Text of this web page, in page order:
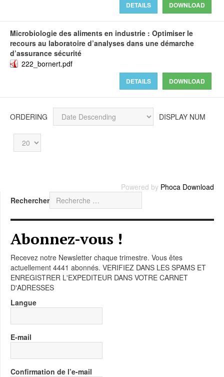
DOWNLOAD
DETAILS
Microbiologie des aliments en industrie : Optimiser le
recours au laboratoire d’analyses dans une démarche
d’assurance sécurité
222_bornert.pdf
DOWNLOAD
DETAILS
ORDERING DISPLAY NUM
Powered by Phoca Download
Rechercher
Abonnez-vous !
Recevez notre Newsletter chaque trimestre. Vous êtes
actuellement 4441 abonnés. VERIFIEZ DANS LES SPAMS ET
ENREGISTRER L'EXPEDITEUR DANS VOTRE CARNET
D'ADRESSES
Langue
E-mail
Confirmation de l’e-mail